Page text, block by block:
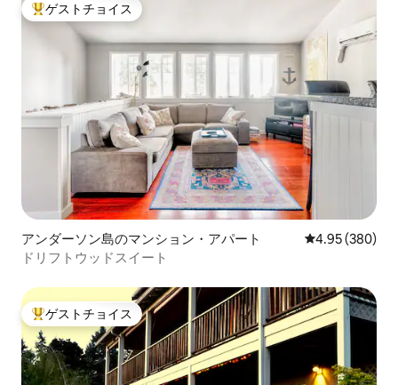
大好評のゲストチョイスです。
ゲストチョイス
アンダーソン島のマンション・アパート レビュー380
4.95 (380)
ドリフトウッドスイート
大好評のゲストチョイスです。
ゲストチョイス